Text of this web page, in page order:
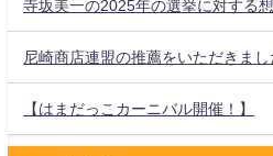
寺坂美一の2025年の選挙に対する
尼崎商店連盟の推薦をいただきまし
【はまだっこカーニバル開催！】